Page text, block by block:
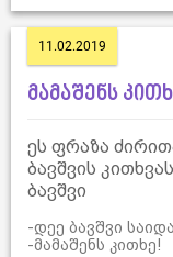
11.02.2019
მამაშენს
ეს ფრაზა
ბავშვის
ბავშვი
-დეე ბავშვი
-მამაშენს კითხე!